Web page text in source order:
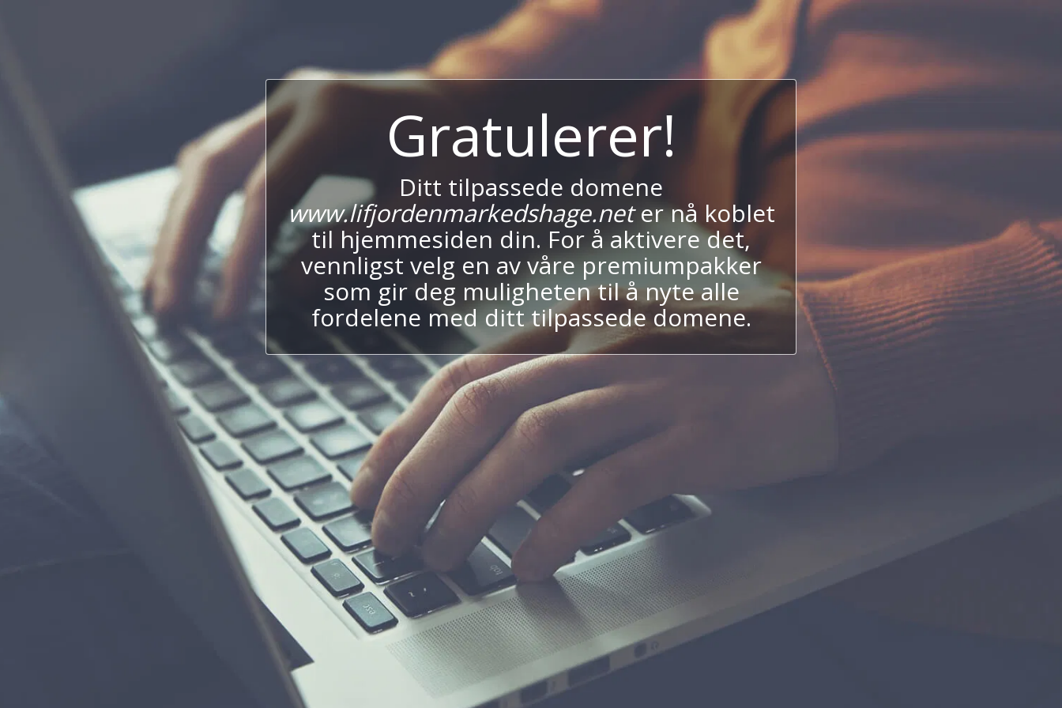
Gratulerer!
Ditt tilpassede domene
www.lifjordenmarkedshage.neter nå koblet
til hjemmesiden din. For å aktivere det,
vennligst velg en av våre premiumpakker
som gir deg muligheten til å nyte alle
fordelene med ditt tilpassede domene.